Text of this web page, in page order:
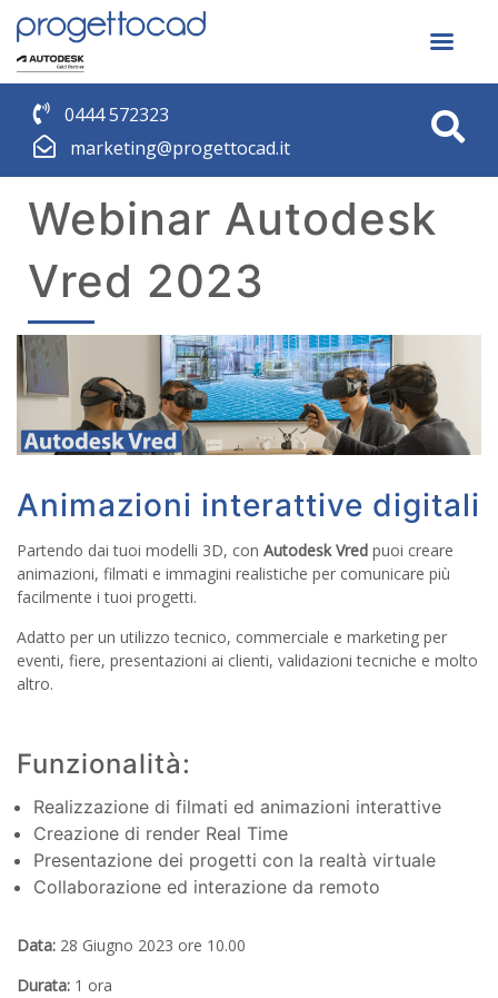
0444 572323
marketing@progettocad.it
Webinar Autodesk
Vred 2023
Animazioni interattive digitali
Partendo dai tuoi modelli 3D, con Autodesk Vred puoi creare
animazioni, filmati e immagini realistiche per comunicare più
facilmente i tuoi progetti.
Adatto per un utilizzo tecnico, commerciale e marketing per
eventi, fiere, presentazioni ai clienti, validazioni tecniche e molto
altro.
Funzionalità:
Realizzazione di filmati ed animazioni interattive
Creazione di render Real Time
Presentazione dei progetti con la realtà virtuale
Collaborazione ed interazione da remoto
Data: 28 Giugno 2023 ore 10.00
Durata: 1 ora